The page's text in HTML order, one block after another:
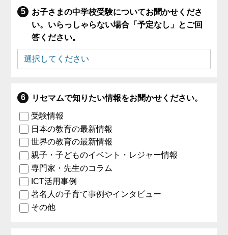
お子さまの中学校受験についてお聞かせくださ
い。いらっしゃらない場合「予定なし」とご回
答ください。
リセマムで知りたい情報をお聞かせください。
受験情報
日本の教育の最新情報
世界の教育の最新情報
親子・子どものイベント・レジャー情報
専門家・先生のコラム
ICT活用事例
著名人の子育て事例やインタビュー
その他